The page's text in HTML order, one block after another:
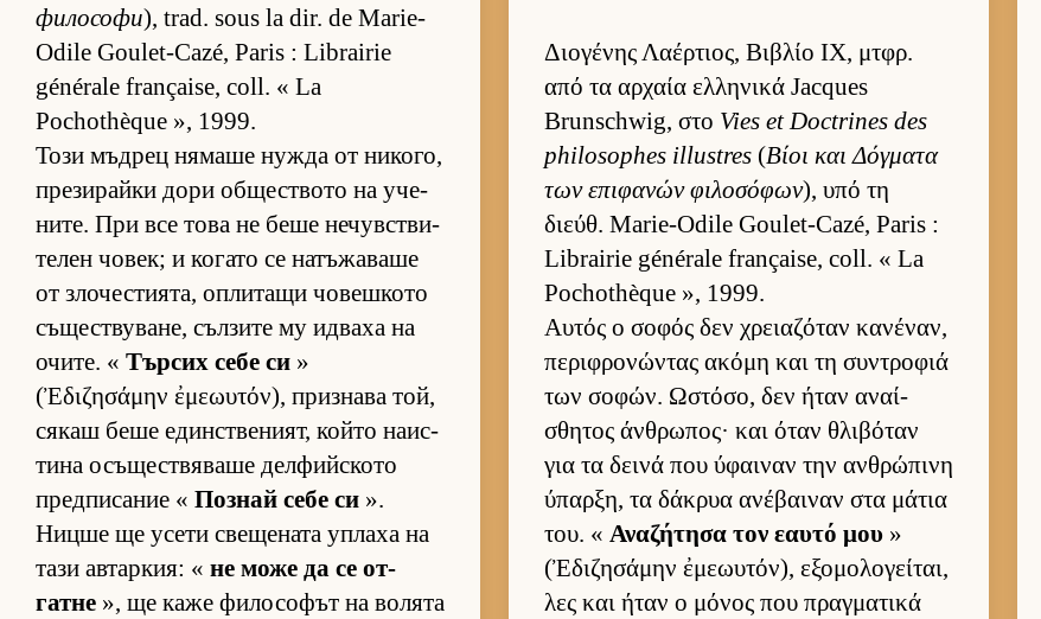
фи­ло­софи), trad. sous la dir. de Marie-
Odile Goulet-Cazé, Paris : Librairie
générale française, coll. « La
Pochothèque », 1999.
Този мъд­рец ня­маше нужда от ни­ко­го,
пре­зи­райки дори об­щес­т­вото на уче­
ни­те. При все това не беше не­чув­с­т­ви­
те­лен чо­век; и ко­гато се на­тъ­жа­ваше
от зло­чес­ти­я­та, оп­ли­тащи чо­веш­кото
съ­щес­т­ву­ва­не, съл­зите му ид­ваха на
очи­те. « Тър­сих себе си »
(Ἐδιζησάμην ἐμεωυτόν), приз­нава той,
ся­каш беше един­с­т­ве­ни­ят, който на­ис­
тина осъ­щес­т­вя­ваше дел­фийс­кото
пред­пи­са­ние « Поз­най себе си ».
Ницше ще усети све­ще­ната уп­лаха на
тази ав­тар­кия: « не може да се от­
гатне », ще каже фи­ло­со­фът на во­лята
Διο­γένης Λαέρ­τιος, Βιβλίο IX, μτ­φρ.
από τα αρ­χαία ελ­ληνικά Jacques
Brunschwig, στο Vies et Doctrines des
philosophes illustres (Βίοι και Δόγ­ματα
των επιφανών φιλοσόφων), υπό τη
διεύθ. Marie-Odile Goulet-Cazé, Paris :
Librairie générale française, coll. « La
Pochothèque », 1999.
Αυ­τός ο σοφός δεν χρεια­ζόταν κανέναν,
περιφρονώντας ακόμη και τη συντροφιά
των σοφών. Ωστόσο, δεν ήταν αναί­
σθητος άν­θρωπος· και όταν θλιβόταν
για τα δεινά που ύφαι­ναν την αν­θρώπινη
ύπαρ­ξη, τα δάκρυα ανέβαι­ναν στα μάτια
του. «Αναζήτησα τον εαυτό μου »
(Ἐδιζησάμην ἐμεωυτόν), εξομολογεί­ται,
λες και ήταν ο μόνος που πραγ­ματικά